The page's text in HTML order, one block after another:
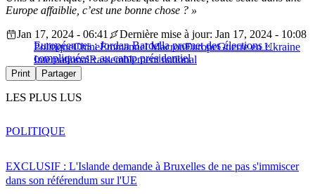
Europe affaiblie, c’est une bonne chose ? »
Européennes : Jordan Bardella promet des élections «
compliquées » au camp présidentiel
Jan 17, 2024 - 06:41
Dernière mise à jour: Jan 17, 2024 - 10:08
PolitiqueChineEmmanuel MacronEuropeGuerre en Ukraine
InternationalRassemblement national
Print Partager
LES PLUS LUS
EXCLUSIF : L'Islande demande à Bruxelles de ne pas s'immiscer
dans son référendum sur l'UE
POLITIQUE